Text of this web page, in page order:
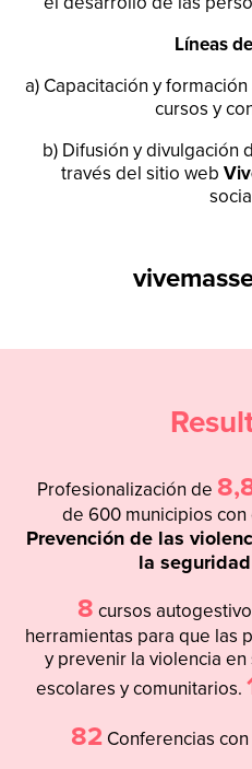
Líneas
a) Capacitación y
cursos y
b) Difusión y divulgación
través del sitio web
Profesionalización de
de 600 municipios
Prevención de las
la
8 cursos
herramientas para que las
y prevenir la violencia
escolares y comunitarios.
82 Conferencias